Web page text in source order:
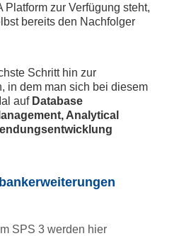
zur Verfügung steht,
bereits den Nachfolger
Schritt hin zur
in dem man sich bei diesem
auf Database
Analytical
SPS 3 werden hier